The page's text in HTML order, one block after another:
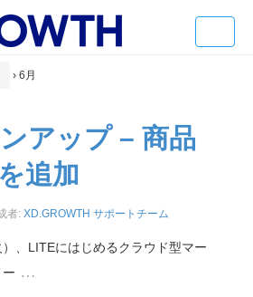
› 6月
アップ – 商品
追加
者: XD.GROWTH サポートチーム
、LITEにはじめるクラウド型マー
…